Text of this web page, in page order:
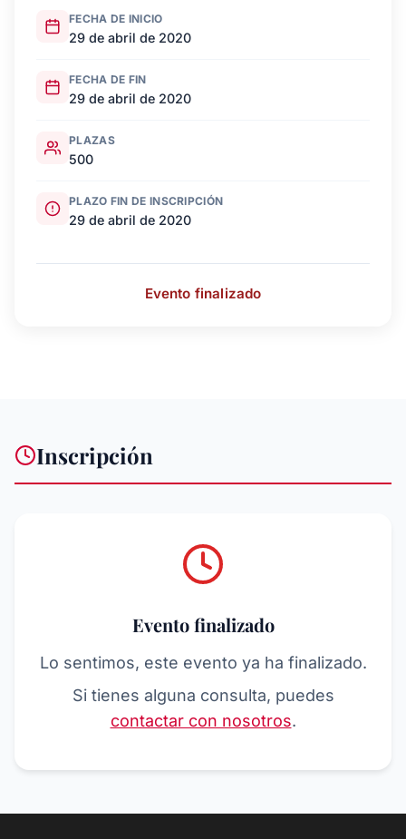
FECHA DE INICIO
29 de abril de 2020
FECHA DE FIN
29 de abril de 2020
PLAZAS
500
PLAZO FIN DE INSCRIPCIÓN
29 de abril de 2020
Evento finalizado
Inscripción
Evento finalizado
Lo sentimos, este evento ya ha finalizado.
Si tienes alguna consulta, puedes
contactar con nosotros.